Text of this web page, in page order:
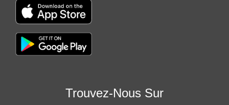
Trouvez-Nous Sur